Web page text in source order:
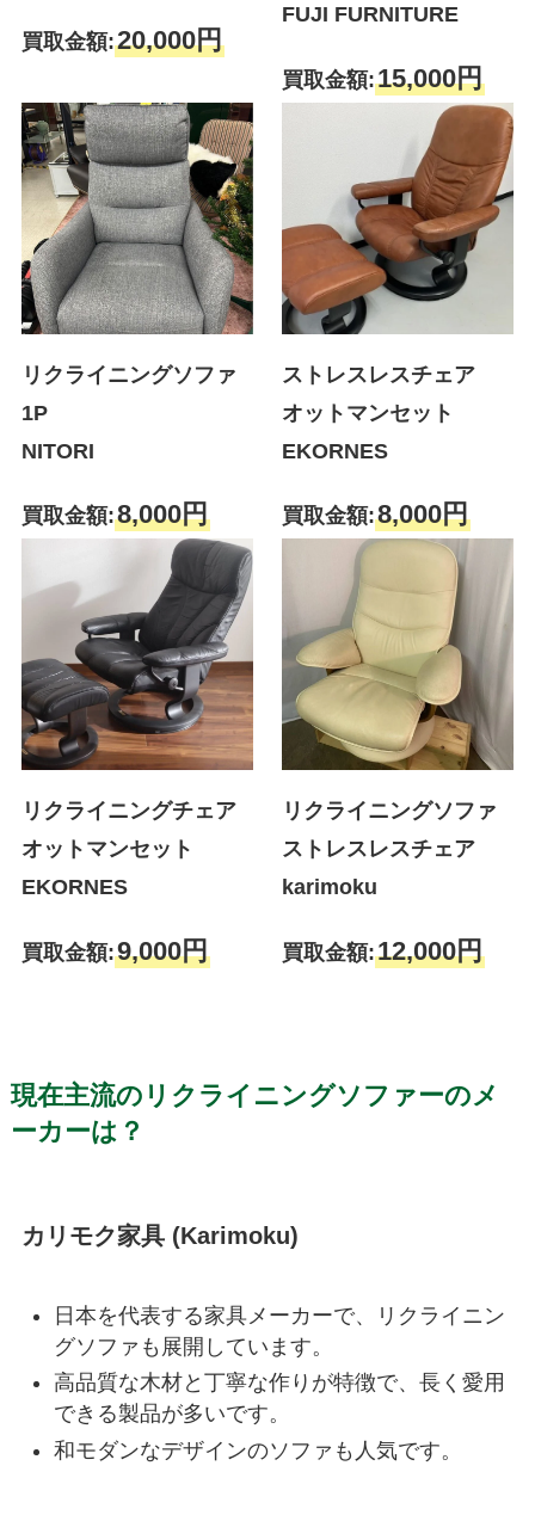
買取金額:20,000円
FUJI FURNITURE
買取金額:15,000円
リクライニングソファ
1P
NITORI
買取金額:8,000円
ストレスレスチェア
オットマンセット
EKORNES
買取金額:8,000円
リクライニングチェア
オットマンセット
EKORNES
買取金額:9,000円
リクライニングソファ
ストレスレスチェア
karimoku
買取金額:12,000円
現在主流のリクライニングソファーのメ
ーカーは？
カリモク家具 (Karimoku)
日本を代表する家具メーカーで、リクライニン
グソファも展開しています。
高品質な木材と丁寧な作りが特徴で、長く愛用
できる製品が多いです。
和モダンなデザインのソファも人気です。